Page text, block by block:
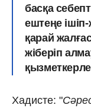
басқа
ештеңе
қарай
жіберіп
Хадисте: "